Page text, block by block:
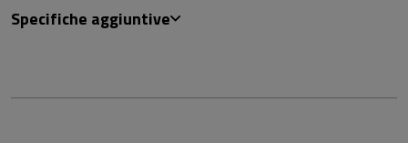
Specifiche aggiuntive